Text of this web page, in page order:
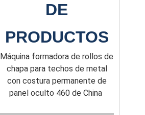
DE
PRODUCTOS
Máquina formadora de rollos de
chapa para techos de metal
con costura permanente de
panel oculto 460 de China